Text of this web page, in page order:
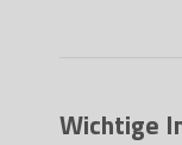
Wichtige